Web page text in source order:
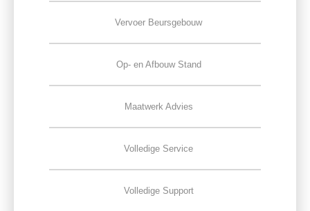
Vervoer Beursgebouw
Op- en Afbouw Stand
Maatwerk Advies
Volledige Service
Volledige Support